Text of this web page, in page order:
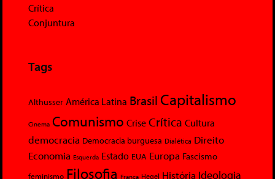
Crítica
Conjuntura
Tags
Althusser América Latina Brasil Capitalismo
Cinema Comunismo Crise Crítica Cultura
democracia Democracia burguesa Dialética Direito
Economia Esquerda Estado EUA Europa Fascismo
feminismo Filosofia França Hegel História Ideologia